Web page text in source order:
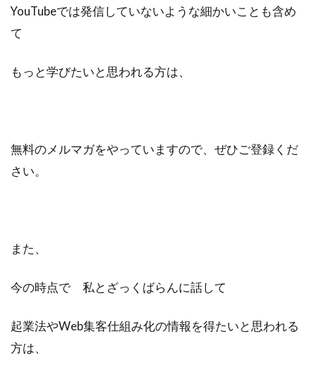
YouTubeでは発信していないような細かいことも含め
て
もっと学びたいと思われる方は、
無料のメルマガをやっていますので、ぜひご登録くだ
さい。
また、
今の時点で 私とざっくばらんに話して
起業法やWeb集客仕組み化の情報を得たいと思われる
方は、